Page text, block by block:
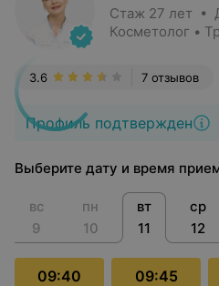
Стаж 27 лет •
Косметолог •
Профиль подтвержден
7 отзывов
3.6
Выберите дату и время
вс
9
пн
10
вт
11
ср
12
09:40 09:45